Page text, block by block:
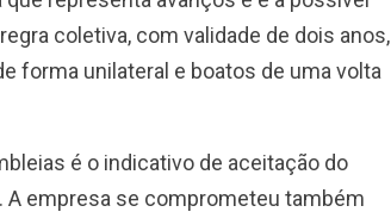
coletiva, com validade de dois anos,
forma unilateral e boatos de uma volta
é o indicativo de aceitação do
A empresa se comprometeu também